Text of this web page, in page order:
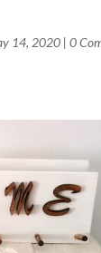
14, 2020| 0